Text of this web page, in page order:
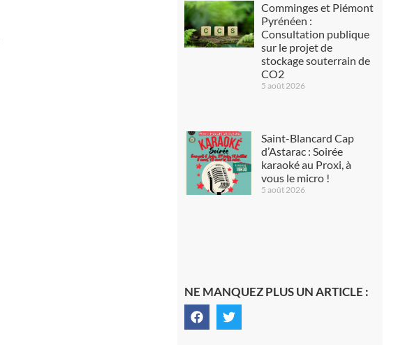
Comminges et Piémont
Pyrénéen :
Consultation publique
sur le projet de
stockage souterrain de
CO2
5 août 2026
Saint-Blancard Cap
d’Astarac : Soirée
karaoké au Proxi, à
vous le micro !
5 août 2026
NE MANQUEZ PLUS UN ARTICLE :